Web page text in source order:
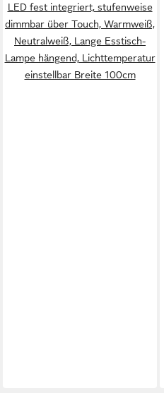
LED fest integriert, stufenweise
dimmbar über Touch, Warmweiß,
Neutralweiß, Lange Esstisch-
Lampe hängend, Lichttemperatur
einstellbar Breite 100cm